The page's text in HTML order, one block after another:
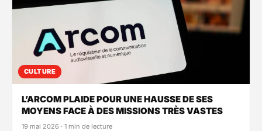
CULTURE
L’ARCOM PLAIDE POUR UNE HAUSSE DE SES
MOYENS FACE À DES MISSIONS TRÈS VASTES
19 mai 2026 · 1 min de lecture